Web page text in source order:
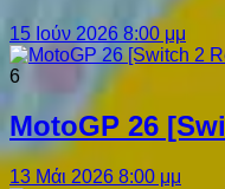
15 Ιούν 2026 8:00 μμ
6
MotoGP 26
13 Μάι 2026 8:00 μμ